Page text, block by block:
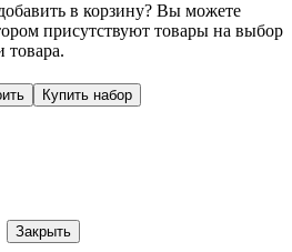
в корзину? Вы можете
присутствуют товары на выбор
товара.
Купить набор
Закрыть